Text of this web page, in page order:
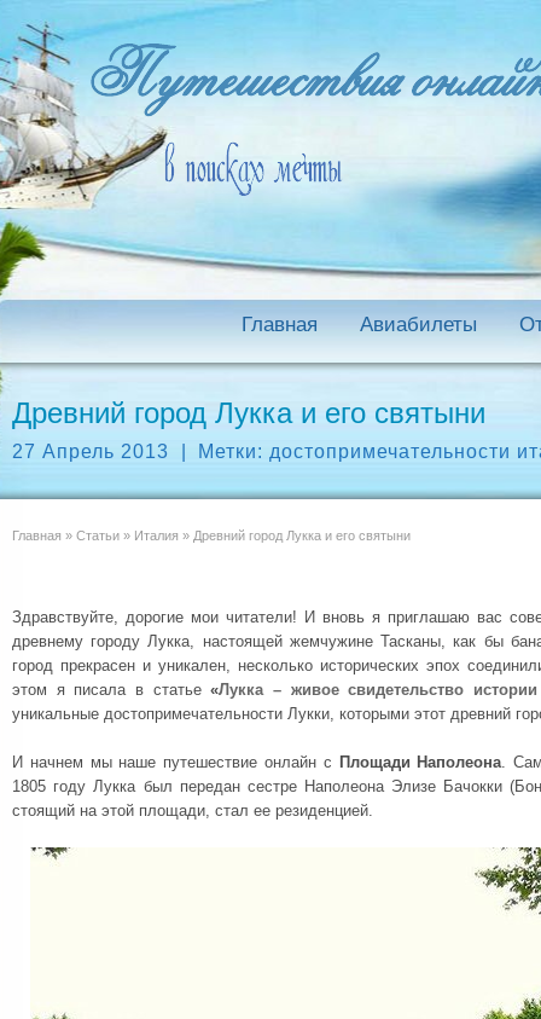
Главная Авиабилеты
Древний город Лукка и его святыни
27 Апрель 2013 Метки: достопримечательности
Главная » Статьи » Италия » Древний город Лукка и его святыни
Здравствуйте, дорогие мои читатели! И вновь я приглашаю вас
древнему городу Лукка, настоящей жемчужине Тасканы, как бы
город прекрасен и уникален, несколько исторических эпох
этом я писала в статье«Лукка – живое свидетельство
уникальные достопримечательности Лукки, которыми этот древний
И начнем мы наше путешествие онлайн с Площади Наполеона.
1805 году Лукка был передан сестре Наполеона Элизе Бачокки
стоящий на этой площади, стал ее резиденцией.